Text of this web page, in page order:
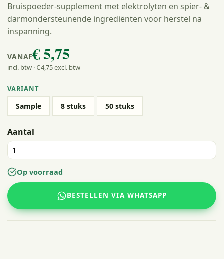
Bruispoeder-supplement met elektrolyten en spier- &
darmondersteunende ingrediënten voor herstel na
inspanning.
VANAF€ 5,75
incl. btw · € 4,75excl. btw
VARIANT
Sample 8 stuks 50 stuks
Aantal
Op voorraad
BESTELLEN VIA WHATSAPP